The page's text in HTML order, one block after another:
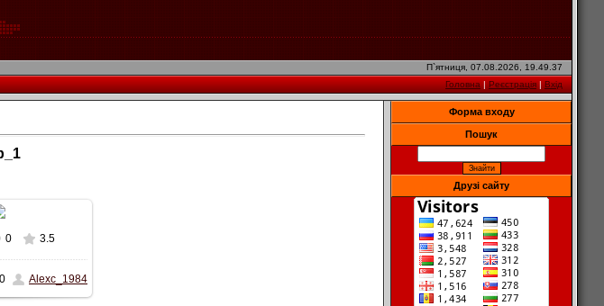
П`ятниця, 07.08.2026, 19.49.37
Головна|Реєстрація|Вхід
розмірі
/ 375.9Kb
0 3.5
Alexc_1984
Форма входу
Пошук
Друзі сайту